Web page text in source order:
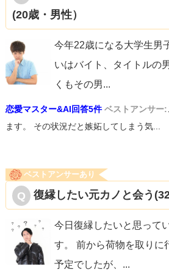
(20歳・男性）
今年22歳になる大学生男
いはバイト、タイトルの
くもその男...
恋愛マスター&AI回答5件 ベストアンサー:
ます。 その状況だと嫉妬してしまう気...
ベストアンサーあり
復縁したい元カノと会う
今日復縁したいと思って
す。 前から荷物を取りに
予定でしたが、 ...